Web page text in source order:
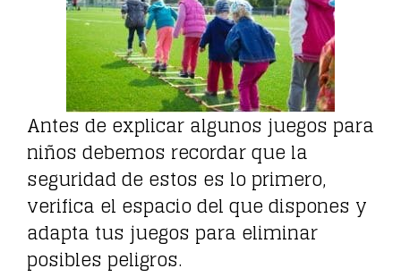
Antes de explicar algunos juegos para
niños debemos recordar que la
seguridad de estos es lo primero,
verifica el espacio del que dispones y
adapta tus juegos para eliminar
posibles peligros.